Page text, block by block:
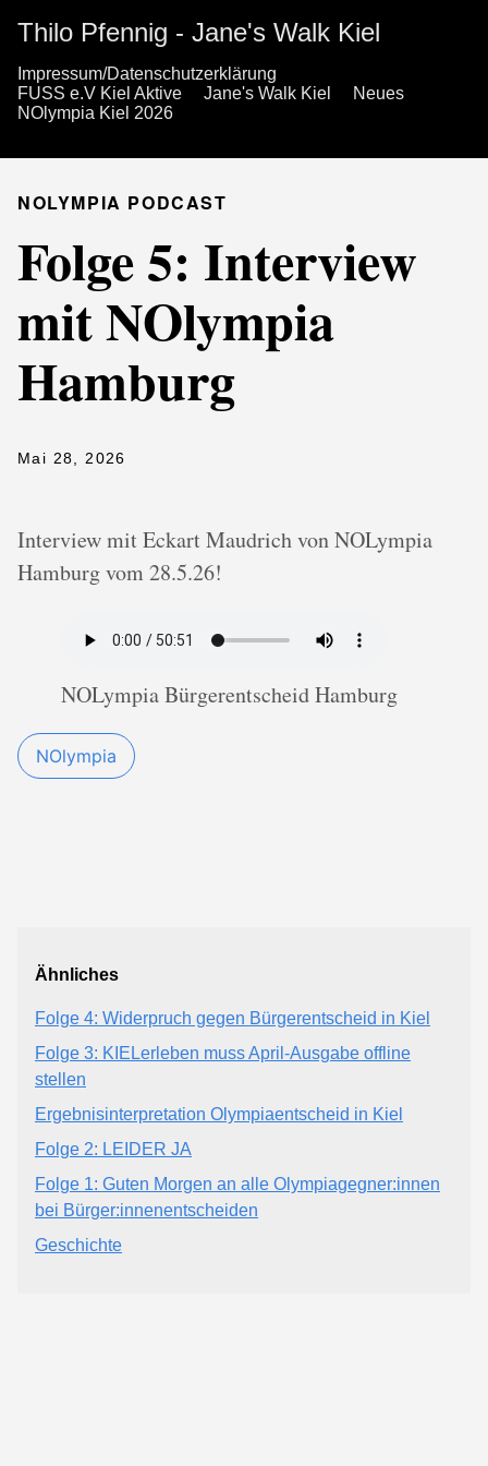
Thilo Pfennig - Jane's Walk Kiel
Impressum/Datenschutzerklärung
FUSS e.V Kiel Aktive
Jane's Walk Kiel
Neues
NOlympia Kiel 2026
NOLYMPIA PODCAST
Folge 5: Interview
mit NOlympia
Hamburg
Mai 28, 2026
Interview mit Eckart Maudrich von NOLympia
Hamburg vom 28.5.26!
NOLympia Bürgerentscheid Hamburg
NOlympia
Ähnliches
Folge 4: Widerpruch gegen Bürgerentscheid in Kiel
Folge 3: KIELerleben muss April-Ausgabe offline
stellen
Ergebnisinterpretation Olympiaentscheid in Kiel
Folge 2: LEIDER JA
Folge 1: Guten Morgen an alle Olympiagegner:innen
bei Bürger:innenentscheiden
Geschichte